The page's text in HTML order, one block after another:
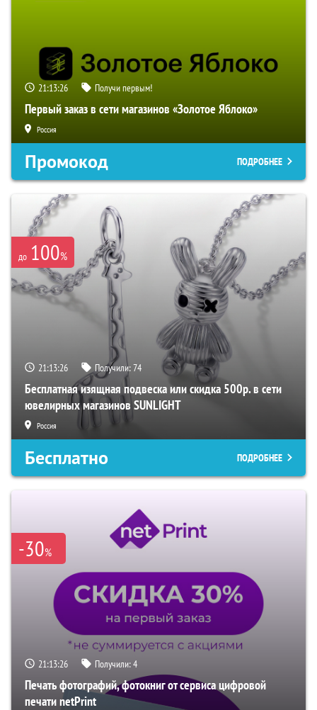
21:13:25 Получи первым!
Первый заказ в сети магазинов «Золотое Яблоко»
Россия
Промокод ПОДРОБНЕЕ
до 100%
21:13:25 Получили:74
Бесплатная изящная подвеска или скидка 500р. в сети
ювелирных магазинов SUNLIGHT
Россия
Бесплатно ПОДРОБНЕЕ
-30%
21:13:25 Получили:4
Печать фотографий, фотокниг от сервиса цифровой
печати netPrint